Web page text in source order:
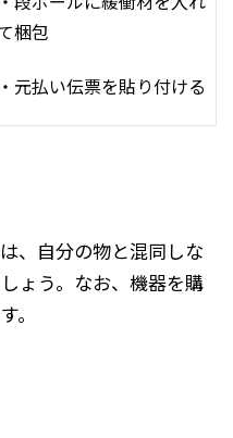
梱包
・元払い伝票を貼り付ける
、自分の物と混同しな
ょう。なお、機器を購
。